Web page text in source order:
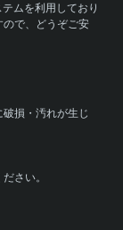
ムを利用しており
ので、どうぞご安
損・汚れが生じ
さい。